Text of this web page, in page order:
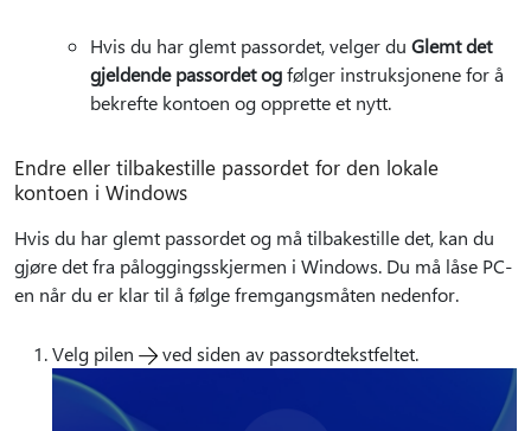
Hvis du har glemt passordet, velger du Glemt det
gjeldende passordet ogfølger instruksjonene for å
bekrefte kontoen og opprette et nytt.
Endre eller tilbakestille passordet for den lokale
kontoen i Windows
Hvis du har glemt passordet og må tilbakestille det, kan du
gjøre det fra påloggingsskjermen i Windows. Du må låse PC-
en når du er klar til å følge fremgangsmåten nedenfor.
Velg pilen ved siden av passordtekstfeltet.